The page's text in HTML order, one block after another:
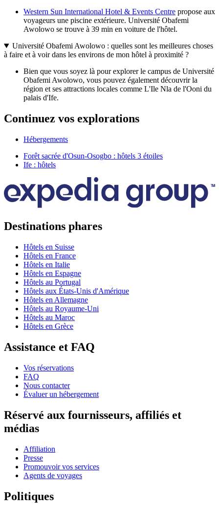
Western Sun International Hotel & Events Centre propose aux
voyageurs une piscine extérieure. Université Obafemi
Awolowo se trouve à 39 min en voiture de l'hôtel.
Université Obafemi Awolowo : quelles sont les meilleures choses
à faire et à voir dans les environs de mon hôtel à proximité ?
Bien que vous soyez là pour explorer le campus de Université
Obafemi Awolowo, vous pouvez également découvrir la
région et ses attractions locales comme L'Ile Nla de l'Ooni du
palais d'Ife.
Continuez vos explorations
Hébergements
Forêt sacrée d'Osun-Osogbo : hôtels 3 étoiles
Ife : hôtels
Destinations phares
Hôtels en Suisse
Hôtels en France
Hôtels en Italie
Hôtels en Espagne
Hôtels au Portugal
Hôtels aux États-Unis d'Amérique
Hôtels en Allemagne
Hôtels au Royaume-Uni
Hôtels au Maroc
Hôtels en Grèce
Assistance et FAQ
Vos réservations
FAQ
Nous contacter
Évaluer un hébergement
Réservé aux fournisseurs, affiliés et
médias
Affiliation
Presse
Promouvoir vos services
Agents de voyages
Politiques